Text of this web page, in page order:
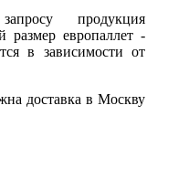
продукция
размер европаллет -
в зависимости от
доставка в Москву